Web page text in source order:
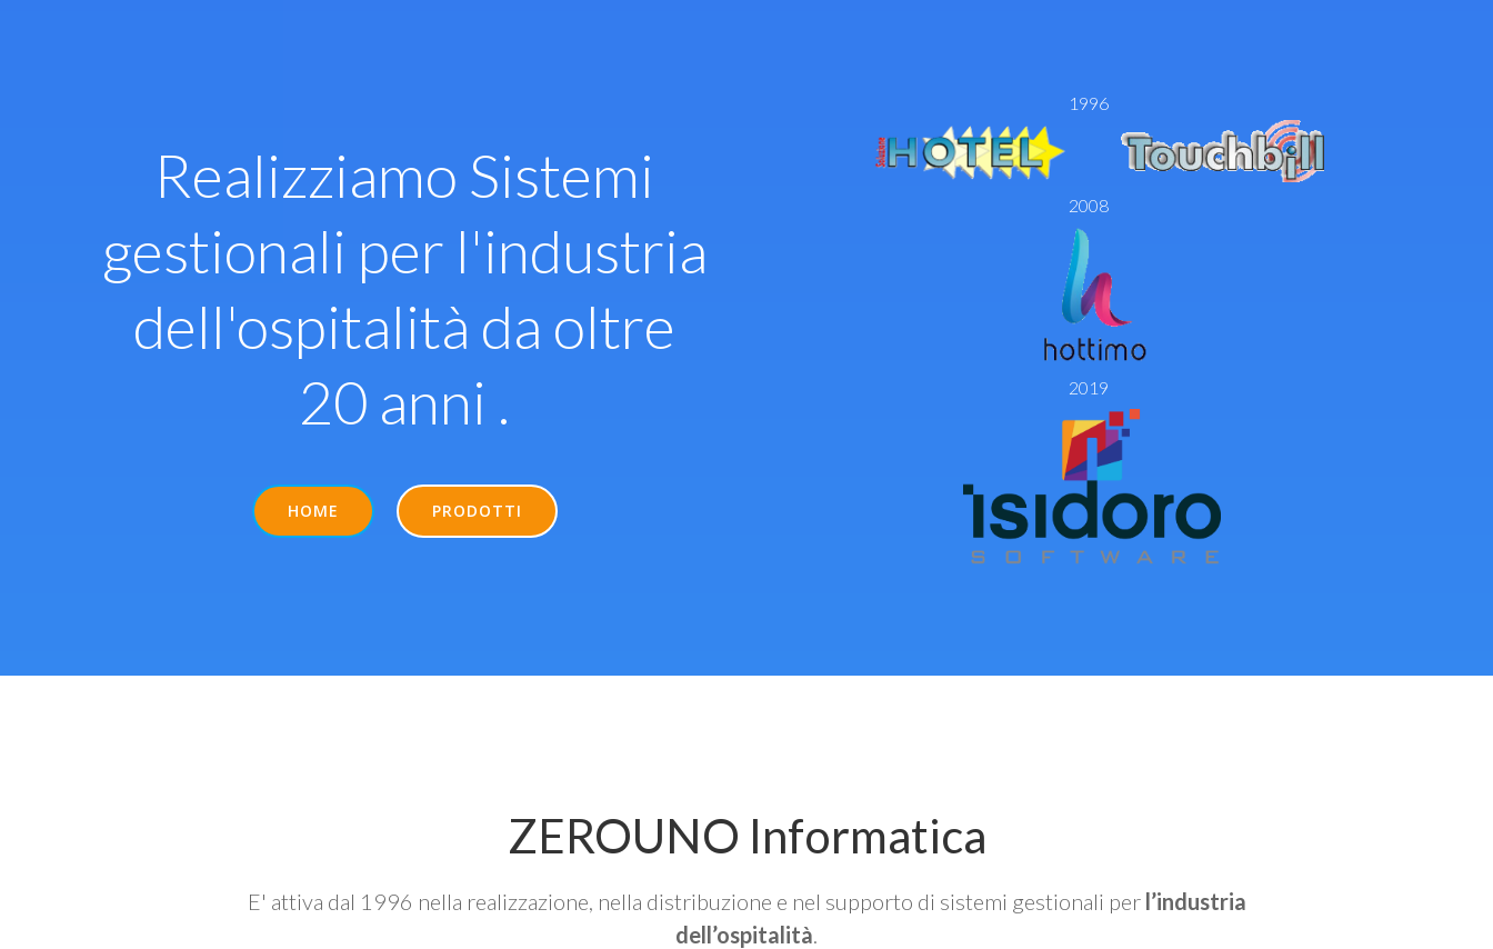
Realizziamo Sistemi
gestionali per l'industria
dell'ospitalità da oltre
20 anni .
HOME PRODOTTI
1996
2008
2019
ZEROUNO Informatica
E' attiva dal 1996 nella realizzazione, nella distribuzione e nel supporto di sistemi gestionali per l’industria
dell’ospitalità